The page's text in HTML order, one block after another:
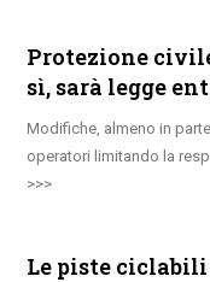
Protezione
sì, sarà legge
Modifiche, almeno in
operatori limitando la
Le piste